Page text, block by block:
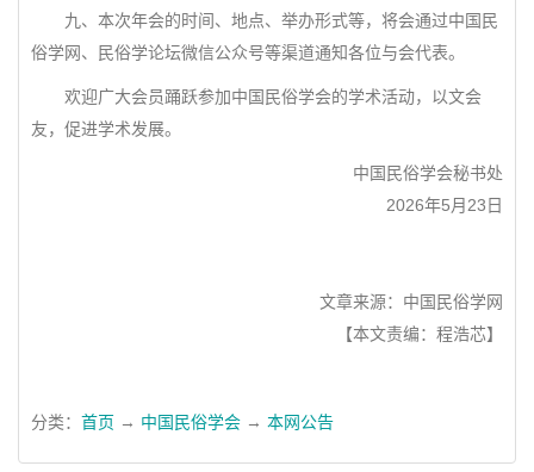
九、本次年会的时间、地点、举办形式等，将会通过中国民
俗学网、民俗学论坛微信公众号等渠道通知各位与会代表。
欢迎广大会员踊跃参加中国民俗学会的学术活动，以文会
友，促进学术发展。
中国民俗学会秘书处
2026年5月23日
文章来源：中国民俗学网
【本文责编：程浩芯】
分类： 首页 → 中国民俗学会 → 本网公告